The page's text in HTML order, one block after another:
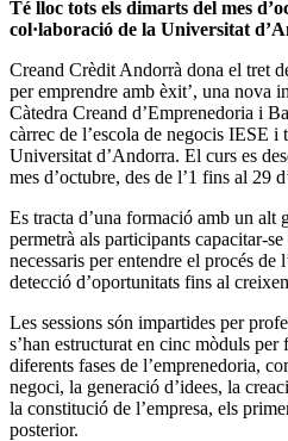
Té lloc tots els dimarts del mes
col·laboració de la Universitat
Creand Crèdit Andorrà dona el tret
per emprendre amb èxit’, una nova
Càtedra Creand d’Emprenedoria i
càrrec de l’escola de negocis IESE i
Universitat d’Andorra. El curs es
mes d’octubre, des de l’1 fins al 29
Es tracta d’una formació amb un alt
permetrà als participants capacitar-
necessaris per entendre el procés de
detecció d’oportunitats fins al
Les sessions són impartides per
s’han estructurat en cinc mòduls
diferents fases de l’emprenedoria,
negoci, la generació d’idees, la
la constitució de l’empresa, els
posterior.